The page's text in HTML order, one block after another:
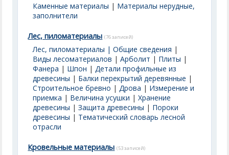
Каменные материалы | Материалы нерудные,
заполнители
Лес, пиломатериалы (76 записей)
Лес, пиломатериалы | Общие сведения |
Виды лесоматериалов |Арболит | Плиты |
Фанера | Шпон |Детали профильные из
древесины | Балки перекрытий деревянные |
Строительное бревно |Дрова | Измерение и
приемка | Величина усушки |Хранение
древесины |Защита древесины | Пороки
древесины | Тематический словарь лесной
отрасли
Кровельные материалы (53 записей)